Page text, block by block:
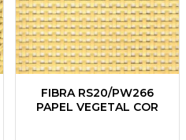
FIBRA RS20/PW266
PAPEL VEGETAL COR